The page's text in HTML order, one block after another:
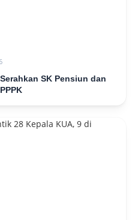
SK Pensiun dan